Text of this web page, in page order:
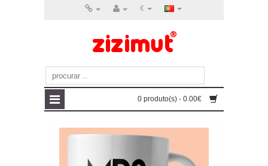
€
0 produto(s) - 0.00€